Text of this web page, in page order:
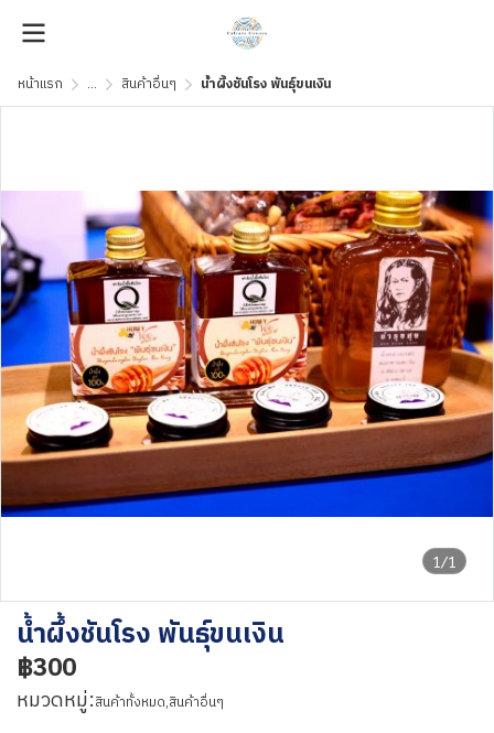
หน้าแรก ... สินค้าอื่นๆ น้ำผึ้งชันโรง พันธุ์ขนเงิน
1/1
น้ำผึ้งชันโรง พันธุ์ขนเงิน
฿300
หมวดหมู่:สินค้าทั้งหมด,สินค้าอื่นๆ